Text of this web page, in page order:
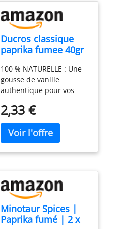
Ducros classique
paprika fumee 40gr
100 % NATURELLE : Une
gousse de vanille
authentique pour vos
AROMES DÉLICATS : À
fendre et à infuser pour
libérer grains et saveur
vanillée. SÉLECTION
RIGOUREUSE : Chaque
MATURATION LENTE : 8 à
9 mois sur la liane pour
un parfum riche et
complexe. UTILISATION
2,33 €
Minotaur Spices |
Paprika fumé | 2 x